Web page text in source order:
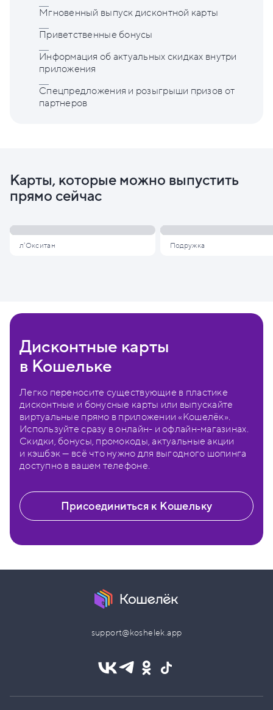
Мгновенный выпуск дисконтной карты
Приветственные бонусы
Информация об актуальных скидках внутри
приложения
Спецпредложения и розыгрыши призов от
партнеров
Карты, которые можно выпустить
прямо сейчас
л'Окситан Подружка
Дисконтные карты
в Кошельке
Легко переносите существующие в пластике
дисконтные и бонусные карты или выпускайте
виртуальные прямо в приложении «Кошелёк».
Используйте сразу в онлайн- и офлайн-магазинах.
Скидки, бонусы, промокоды, актуальные акции
и кэшбэк — всё что нужно для выгодного шопинга
доступно в вашем телефоне.
Присоединиться к Кошельку
support@koshelek.app